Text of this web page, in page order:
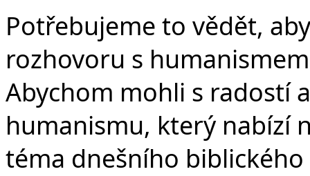
Potřebujeme to vědět,
rozhovoru s
Abychom mohli s radostí
humanismu, který nabízí
téma dnešního